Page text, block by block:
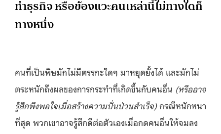
ทำธุรกิจ หรือข้องแวะคนเหล่านี้ไม่ทางใดก็
ทางหนึ่ง
คนที่เป็นพิษมักไม่มีตรรกะใดๆ มาหยุดยั้งได้ และมักไม่
ตระหนักถึงผลของการกระทำที่เกิดขึ้นกับคนอื่น (หรืออาจ
รู้สึกพึงพอใจเมื่อสร้างความปั่นป่วนสำเร็จ)กรณีหนักหนา
ที่สุด พวกเขาอาจรู้สึกดีต่อตัวเองเมื่อกดคนอื่นให้จมลง